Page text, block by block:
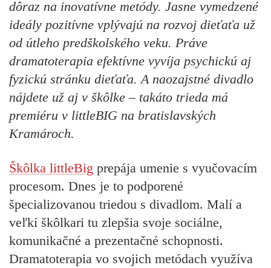
dôraz na inovatívne metódy. Jasne vymedzené
ideály pozitívne vplývajú na rozvoj dieťaťa už
od útleho predškolského veku. Práve
dramatoterapia efektívne vyvíja psychickú aj
fyzickú stránku dieťaťa. A naozajstné divadlo
nájdete už aj v škôlke – takáto trieda má
premiéru v littleBIG na bratislavských
Kramároch.
Škôlka littleBig prepája umenie s vyučovacím
procesom. Dnes je to podporené
špecializovanou triedou s divadlom. Malí a
veľkí škôlkari tu zlepšia svoje sociálne,
komunikačné a prezentačné schopnosti.
Dramatoterapia vo svojich metódach využíva